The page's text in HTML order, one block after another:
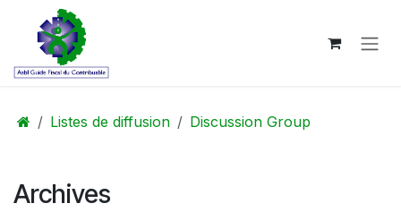
Se rendre au contenu
Listes de diffusion Discussion Group
Archives